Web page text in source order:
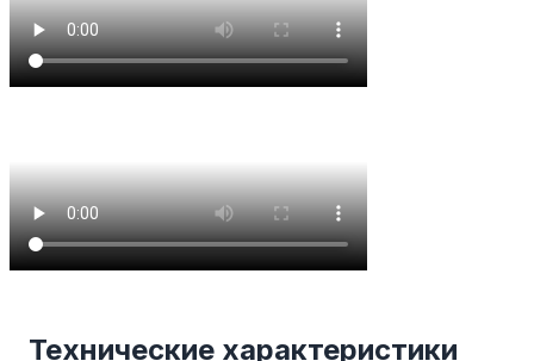
Технические характеристики